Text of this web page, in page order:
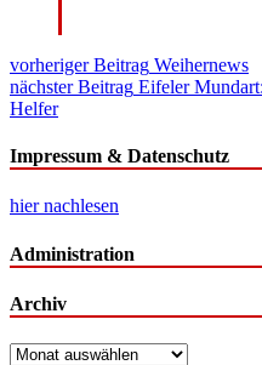
Beitragsnavigation
vorheriger Beitrag Weihernews
nächster Beitrag Eifeler
Helfer
Impressum & Datenschutz
hier nachlesen
Administration
Archiv
Archiv